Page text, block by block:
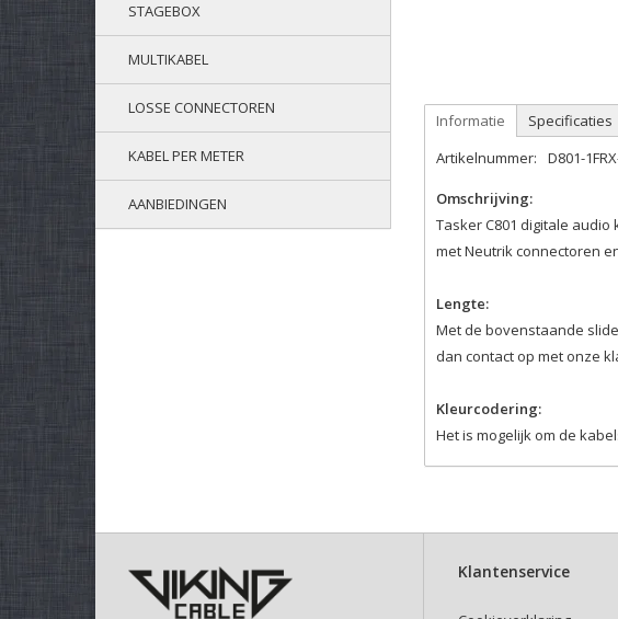
STAGEBOX
MULTIKABEL
LOSSE CONNECTOREN
KABEL PER METER
AANBIEDINGEN
Informatie Specificaties
Artikelnummer: D801-
Omschrijving:
Tasker C801 digitale
met Neutrik connectoren
Lengte:
Met de bovenstaande
dan contact op met onze
Kleurcodering:
Het is mogelijk om de
Deze klittenband
Klantenservice